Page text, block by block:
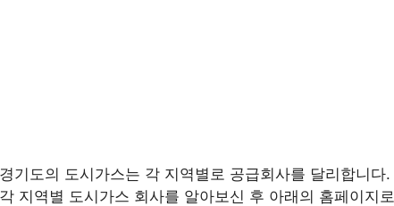
경기도의 도시가스는 각 지역별로 공급회사를 달리합니다.
각 지역별 도시가스 회사를 알아보신 후 아래의 홈페이지로